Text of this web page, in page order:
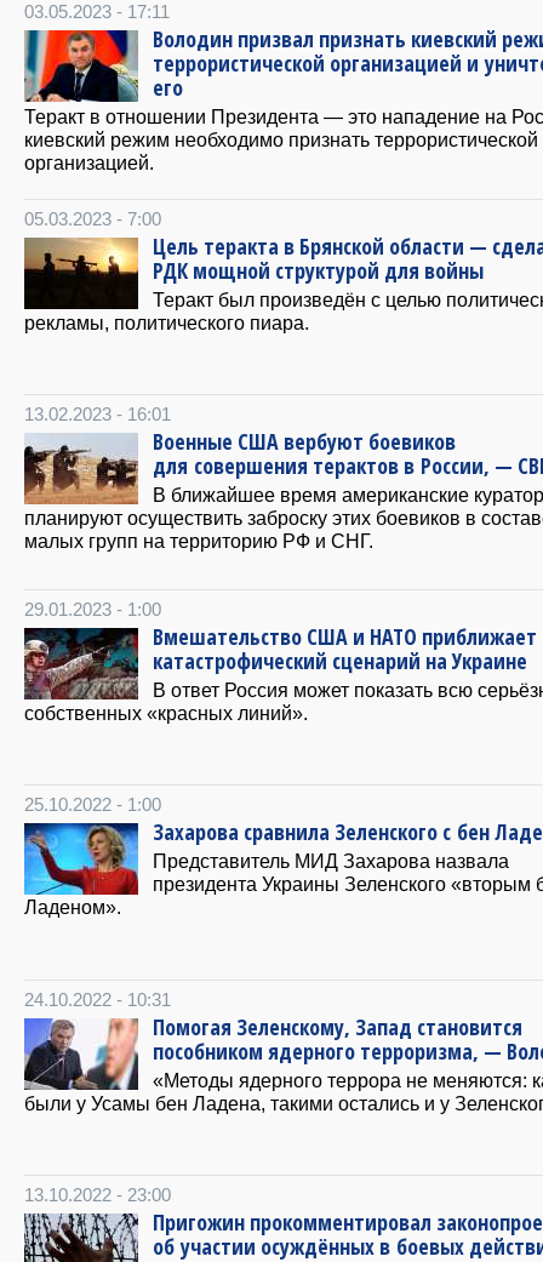
03.05.2023 - 17:11
Володин призвал признать киевский
террористической организацией и
его
Теракт в отношении Президента — это нападение на
киевский режим необходимо признать террористической
организацией.
05.03.2023 - 7:00
Цель теракта в Брянской области —
РДК мощной структурой для войны
Теракт был произведён с целью
рекламы, политического пиара.
13.02.2023 - 16:01
Военные США вербуют боевиков
для совершения терактов в России, —
В ближайшее время американские
планируют осуществить заброску этих боевиков в
малых групп на территорию РФ и СНГ.
29.01.2023 - 1:00
Вмешательство США и НАТО приближает
катастрофический сценарий на Украине
В ответ Россия может показать всю
собственных «красных линий».
25.10.2022 - 1:00
Захарова сравнила Зеленского с бен
Представитель МИД Захарова назвала
президента Украины Зеленского «вторым
Ладеном».
24.10.2022 - 10:31
Помогая Зеленскому, Запад становится
пособником ядерного терроризма, —
«Методы ядерного террора не меняются:
были у Усамы бен Ладена, такими остались и у
13.10.2022 - 23:00
Пригожин прокомментировал
об участии осуждённых в боевых